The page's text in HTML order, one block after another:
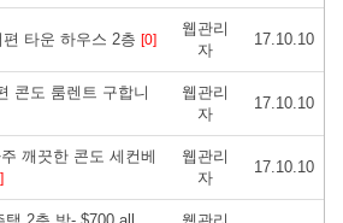
타운 하우스 2층 [0]
웹관리
자
17.10.10
콘도 룸렌트 구합니
웹관리
자
17.10.10
깨끗한 콘도 세컨베
웹관리
자
17.10.10
2층 방- $700 all 웹관리